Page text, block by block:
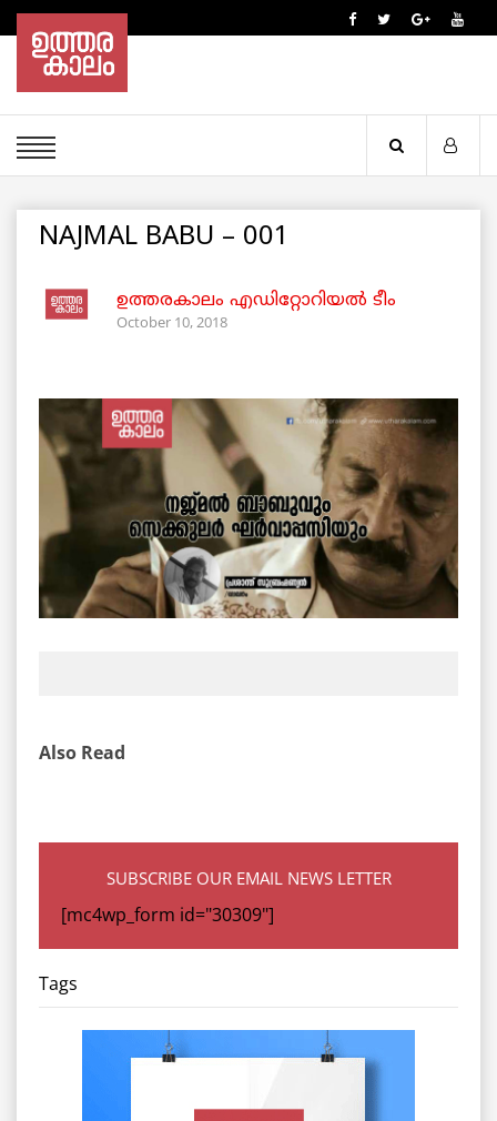
NAJMAL BABU – 001
ഉത്തരകാലം എഡിറ്റോറിയല്‍ ടീം
October 10, 2018
Also Read
SUBSCRIBE OUR EMAIL NEWS LETTER
[mc4wp_form id="30309"]
Tags